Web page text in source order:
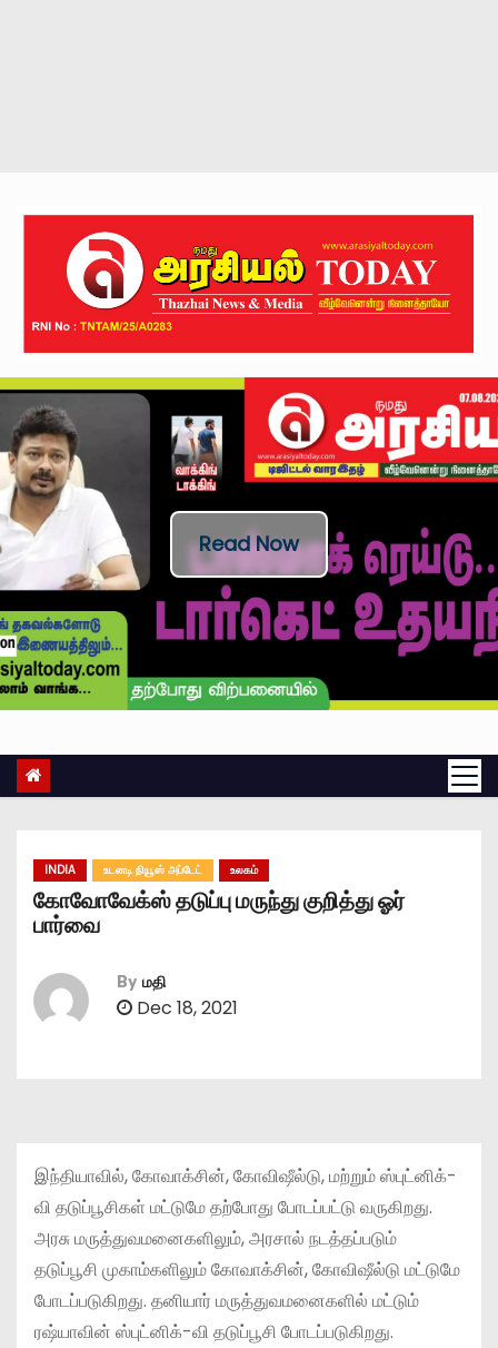
Read Now
INDIA உடனடி நியூஸ் அப்டேட் உலகம்
கோவோவேக்ஸ் தடுப்பு மருந்து குறித்து ஓர்
பார்வை
By மதி
Dec 18, 2021
இந்தியாவில், கோவாக்சின், கோவிஷீல்டு, மற்றும் ஸ்புட்னிக்-
வி தடுப்பூசிகள் மட்டுமே தற்போது போடப்பட்டு வருகிறது.
அரசு மருத்துவமனைகளிலும், அரசால் நடத்தப்படும்
தடுப்பூசி முகாம்களிலும் கோவாக்சின், கோவிஷீல்டு மட்டுமே
போடப்படுகிறது. தனியார் மருத்துவமனைகளில் மட்டும்
ரஷ்யாவின் ஸ்புட்னிக்-வி தடுப்பூசி போடப்படுகிறது.